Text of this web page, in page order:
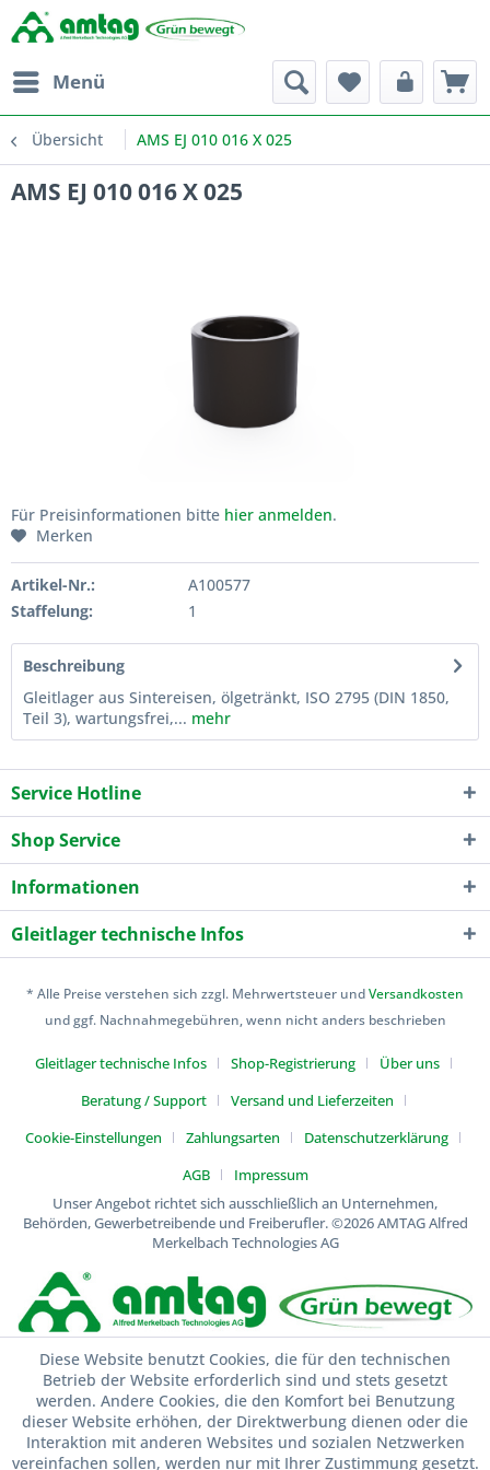
Menü
Übersicht AMS EJ 010 016 X 025
AMS EJ 010 016 X 025
Für Preisinformationen bitte hier anmelden.
Merken
Artikel-Nr.:
A100577
Staffelung:
1
Beschreibung
Gleitlager aus Sintereisen, ölgetränkt, ISO 2795 (DIN 1850,
Teil 3), wartungsfrei,... mehr
Service Hotline
Shop Service
Informationen
Gleitlager technische Infos
* Alle Preise verstehen sich zzgl. Mehrwertsteuer undVersandkosten
und ggf. Nachnahmegebühren, wenn nicht anders beschrieben
Gleitlager technische Infos Shop-Registrierung
Über uns
Beratung / Support
Versand und Lieferzeiten
Cookie-Einstellungen
Zahlungsarten
Datenschutzerklärung
AGB
Impressum
Unser Angebot richtet sich ausschließlich an Unternehmen,
Behörden, Gewerbetreibende und Freiberufler.©2026 AMTAG Alfred
Merkelbach Technologies AG
Diese Website benutzt Cookies, die für den technischen
Betrieb der Website erforderlich sind und stets gesetzt
werden. Andere Cookies, die den Komfort bei Benutzung
dieser Website erhöhen, der Direktwerbung dienen oder die
Interaktion mit anderen Websites und sozialen Netzwerken
vereinfachen sollen, werden nur mit Ihrer Zustimmung gesetzt.